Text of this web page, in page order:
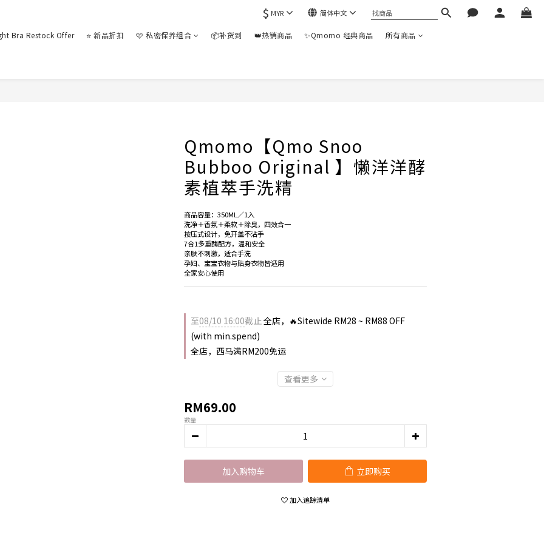
$ MYR 简体中文
Bra Restock Offer ⭐ 新品折扣 🩷 私密保养组合 📦补货到 👑热销商品 ✨Qmomo 经典商品 所有商品
Qmomo【Qmo Snoo
Bubboo Original 】懒洋洋酵
素植萃手洗精
商品容量：350ML／1入
洗净＋香氛＋柔软＋除臭，四效合一
按压式设计，免开盖不沾手
7合1多重酶配方，温和安全
亲肤不刺激，适合手洗
孕妇、宝宝衣物与贴身衣物皆适用
全家安心使用
至08/10 16:00截止全店，🔥Sitewide RM28 ~ RM88 OFF
(with min.spend)
全店，西马满RM200免运
查看更多
RM69.00
数量
加入购物车 立即购买
加入追踪清单